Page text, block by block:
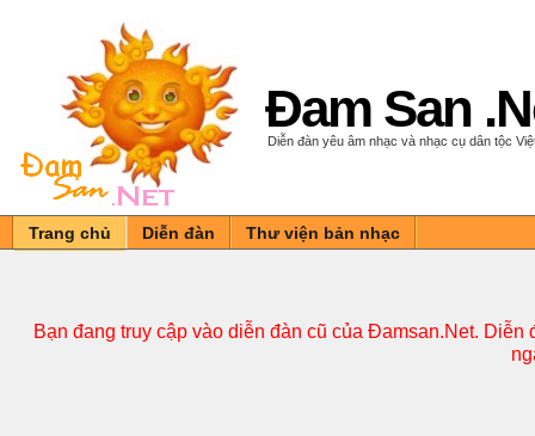
Đam San
Diễn đàn yêu âm nhạc và nhạc cụ dân tộc
Trang chủ Diễn đàn Thư viện bản nhạc
Bạn đang truy cập vào diễn đàn cũ của Đamsan.Net.